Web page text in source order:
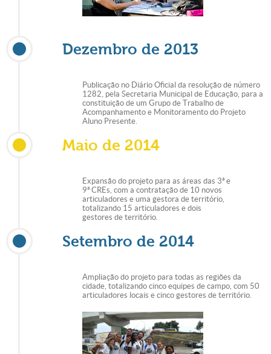
Dezembro de 2013
Publicação no Diário Oficial da resolução de número
1282, pela Secretaria Municipal de Educação, para a
constituição de um Grupo de Trabalho de
Acompanhamento e Monitoramento do Projeto
Aluno Presente.
Maio de 2014
Expansão do projeto para as áreas das 3ª e
9ª CREs, com a contratação de 10 novos
articuladores e uma gestora de território,
totalizando 15 articuladores e dois
gestores de território.
Setembro de 2014
Ampliação do projeto para todas as regiões da
cidade, totalizando cinco equipes de campo, com 50
articuladores locais e cinco gestores de território.